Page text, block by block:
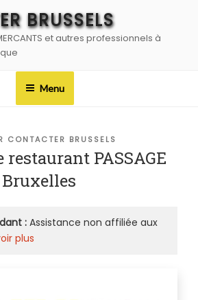
BRUSSELS
et autres professionnels à
Menu
CONTACTER BRUSSELS
restaurant PASSAGE
Bruxelles
: Assistance non affiliée aux
plus